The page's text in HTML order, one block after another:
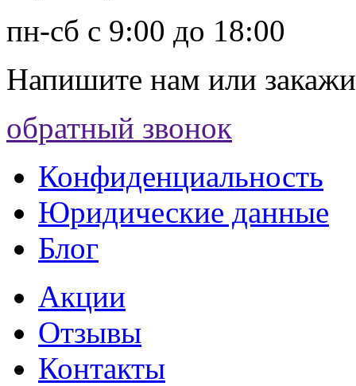
пн-сб с 9:00 до 18:00
Напишите нам или
обратный звонок
Конфиденциальность
Юридические данные
Блог
Акции
Отзывы
Контакты